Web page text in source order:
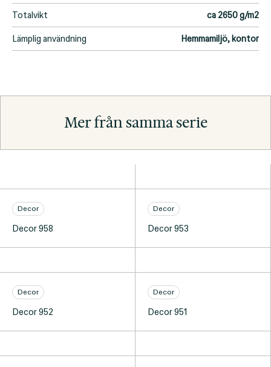
Totalvikt ca 2650 g/m2
Lämplig användning Hemmamiljö, kontor
Mer från samma serie
Decor
Decor 958
Decor
Decor 953
Decor
Decor 952
Decor
Decor 951